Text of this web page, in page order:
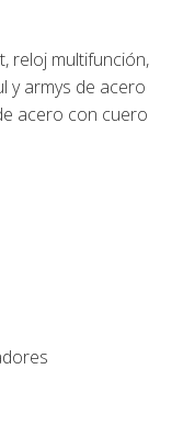
reloj multifunción,
y armys de acero
acero con cuero